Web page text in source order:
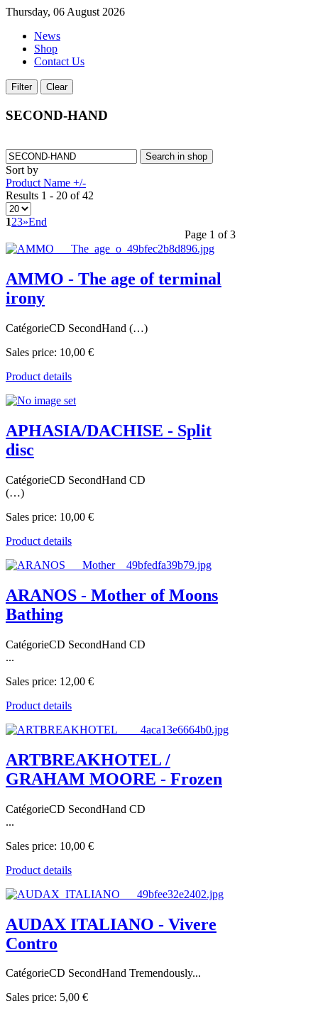
Thursday, 06 August 2026
News
Shop
Contact Us
SECOND-HAND
Sort by
Product Name +/-
Results 1 - 20 of 42
123»End
Page 1 of 3
AMMO - The age of terminal
irony
CatégorieCD SecondHand (…)
Sales price: 10,00 €
Product details
APHASIA/DACHISE - Split
disc
CatégorieCD SecondHand CD
(…)
Sales price: 10,00 €
Product details
ARANOS - Mother of Moons
Bathing
CatégorieCD SecondHand CD
...
Sales price: 12,00 €
Product details
ARTBREAKHOTEL /
GRAHAM MOORE - Frozen
CatégorieCD SecondHand CD
...
Sales price: 10,00 €
Product details
AUDAX ITALIANO - Vivere
Contro
CatégorieCD SecondHand Tremendously...
Sales price: 5,00 €